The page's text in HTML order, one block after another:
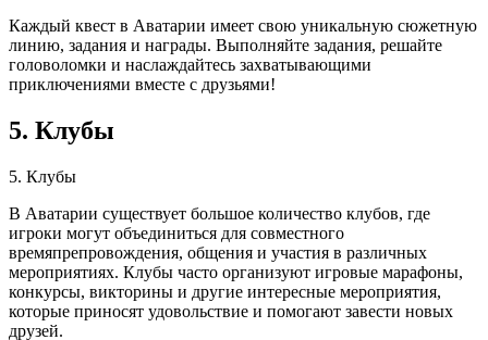
Каждый квест в Аватарии имеет свою уникальную сюжетную
линию, задания и награды. Выполняйте задания, решайте
головоломки и наслаждайтесь захватывающими
приключениями вместе с друзьями!
5. Клубы
5. Клубы
В Аватарии существует большое количество клубов, где
игроки могут объединиться для совместного
времяпрепровождения, общения и участия в различных
мероприятиях. Клубы часто организуют игровые марафоны,
конкурсы, викторины и другие интересные мероприятия,
которые приносят удовольствие и помогают завести новых
друзей.